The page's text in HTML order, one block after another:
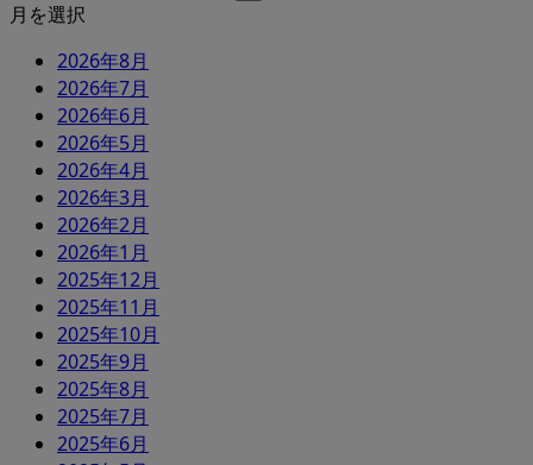
月を選択
2026年8月
2026年7月
2026年6月
2026年5月
2026年4月
2026年3月
2026年2月
2026年1月
2025年12月
2025年11月
2025年10月
2025年9月
2025年8月
2025年7月
2025年6月